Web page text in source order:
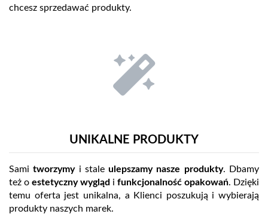
chcesz sprzedawać produkty.
UNIKALNE PRODUKTY
Samitworzymyi staleulepszamy nasze produkty. Dbamy
też o estetyczny wygląd i funkcjonalność opakowań. Dzięki
temu oferta jest unikalna, a Klienci poszukują i wybierają
produkty naszych marek.